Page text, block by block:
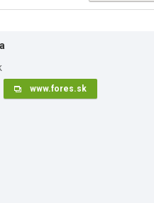
www.fores.sk